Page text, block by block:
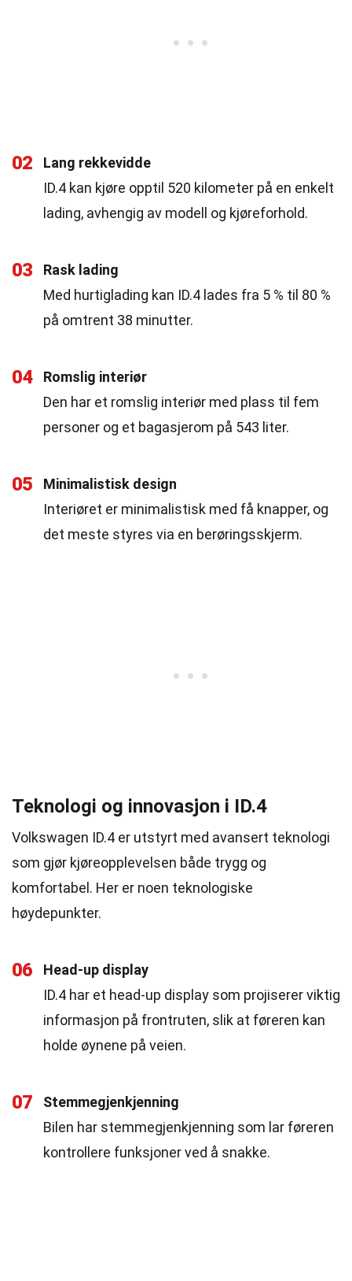
02
Lang rekkevidde
ID.4 kan kjøre opptil 520 kilometer på en enkelt
lading, avhengig av modell og kjøreforhold.
03
Rask lading
Med hurtiglading kan ID.4 lades fra 5 % til 80 %
på omtrent 38 minutter.
04
Romslig interiør
Den har et romslig interiør med plass til fem
personer og et bagasjerom på 543 liter.
05
Minimalistisk design
Interiøret er minimalistisk med få knapper, og
det meste styres via en berøringsskjerm.
Teknologi og innovasjon i ID.4
Volkswagen ID.4 er utstyrt med avansert teknologi
som gjør kjøreopplevelsen både trygg og
komfortabel. Her er noen teknologiske
høydepunkter.
06
Head-up display
ID.4 har et head-up display som projiserer viktig
informasjon på frontruten, slik at føreren kan
holde øynene på veien.
07
Stemmegjenkjenning
Bilen har stemmegjenkjenning som lar føreren
kontrollere funksjoner ved å snakke.